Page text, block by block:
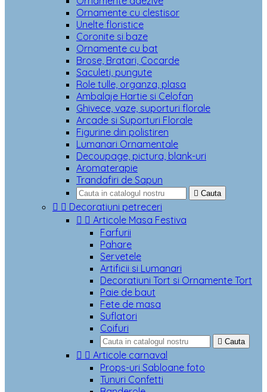
Ornamente cu clestisor
Unelte floristice
Coronite si baze
Ornamente cu bat
Brose, Bratari, Cocarde
Saculeti, pungute
Role tulle, organza, plasa
Ambalaje Hartie si Celofan
Ghivece, vaze, suporturi florale
Arcade si Suporturi Florale
Figurine din polistiren
Lumanari Ornamentale
Decoupage, pictura, blank-uri
Aromaterapie
Trandafiri de Sapun
 Cauta
  Decoratiuni petreceri
  Articole Masa Festiva
Farfurii
Pahare
Servetele
Artificii si Lumanari
Decoratiuni Tort si Ornamente Tort
Paie de baut
Fete de masa
Suflatori
Coifuri
 Cauta
  Articole carnaval
Props-uri Sabloane foto
Tunuri Confetti